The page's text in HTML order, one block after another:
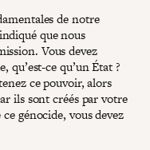
de notre
que nous
Vous devez
qu’est-ce qu’un État ?
ce pouvoir, alors
ils sont créés par votre
génocide, vous devez